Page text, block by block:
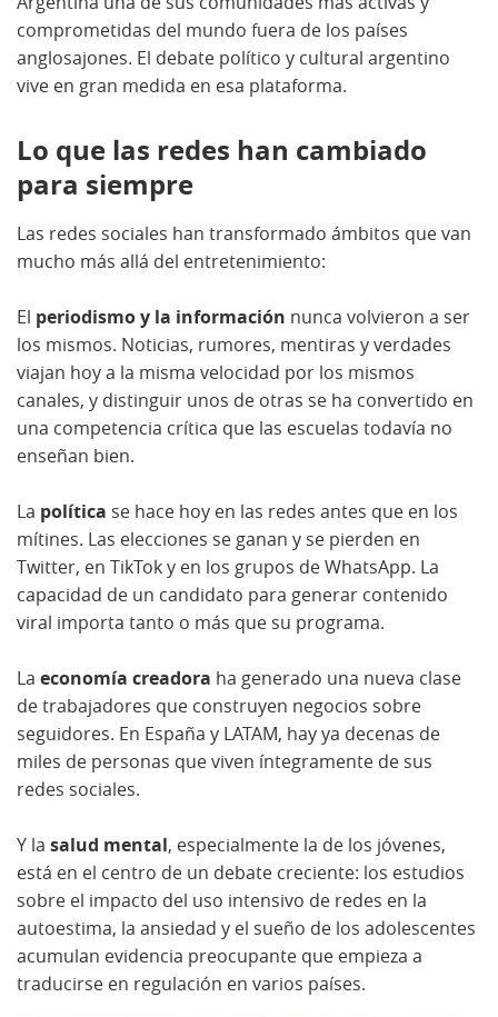
comprometidas del mundo fuera de los países
anglosajones. El debate político y cultural argentino
vive en gran medida en esa plataforma.
Lo que las redes han cambiado
para siempre
Las redes sociales han transformado ámbitos que van
mucho más allá del entretenimiento:
El periodismo y la información nunca volvieron a ser
los mismos. Noticias, rumores, mentiras y verdades
viajan hoy a la misma velocidad por los mismos
canales, y distinguir unos de otras se ha convertido en
una competencia crítica que las escuelas todavía no
enseñan bien.
La política se hace hoy en las redes antes que en los
mítines. Las elecciones se ganan y se pierden en
Twitter, en TikTok y en los grupos de WhatsApp. La
capacidad de un candidato para generar contenido
viral importa tanto o más que su programa.
La economía creadora ha generado una nueva clase
de trabajadores que construyen negocios sobre
seguidores. En España y LATAM, hay ya decenas de
miles de personas que viven íntegramente de sus
redes sociales.
Y la salud mental, especialmente la de los jóvenes,
está en el centro de un debate creciente: los estudios
sobre el impacto del uso intensivo de redes en la
autoestima, la ansiedad y el sueño de los adolescentes
acumulan evidencia preocupante que empieza a
traducirse en regulación en varios países.